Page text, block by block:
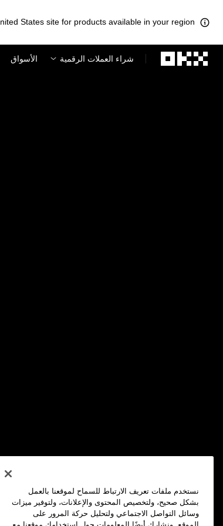
States site for products available in your region.
شراء العملات الرقمية
الأسواق
نستخدم ملفات تعريف الارتباط للسماح لموقعنا بالعمل
بشكل صحيح، ولتخصيص المحتوى والإعلانات، ولتوفير ميزات
وسائل التواصل الاجتماعي ولتحليل حركة المرور على